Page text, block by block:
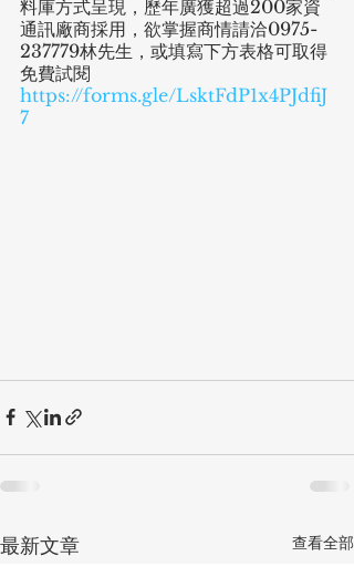
料庫方式呈現，歷年廣獲超過200家資
通訊廠商採用，欲掌握商情請洽0975-
237779林先生，或填寫下方表格可取得
免費試閱
https://forms.gle/LsktFdP1x4PJdfiJ
7
最新文章 查看全部